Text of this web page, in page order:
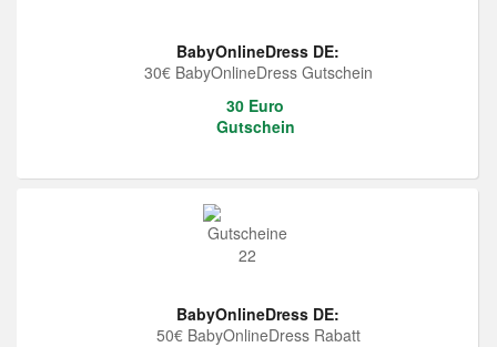
BabyOnlineDress DE:
30€ BabyOnlineDress Gutschein
30 Euro
Gutschein
BabyOnlineDress DE:
50€ BabyOnlineDress Rabatt